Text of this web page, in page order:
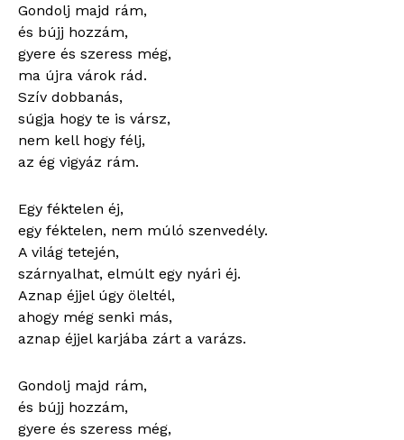
Gondolj majd rám,
és bújj hozzám,
gyere és szeress még,
ma újra várok rád.
Szív dobbanás,
súgja hogy te is vársz,
nem kell hogy félj,
az ég vigyáz rám.
Egy féktelen éj,
egy féktelen, nem múló szenvedély.
A világ tetején,
szárnyalhat, elmúlt egy nyári éj.
Aznap éjjel úgy öleltél,
ahogy még senki más,
aznap éjjel karjába zárt a varázs.
Gondolj majd rám,
és bújj hozzám,
gyere és szeress még,